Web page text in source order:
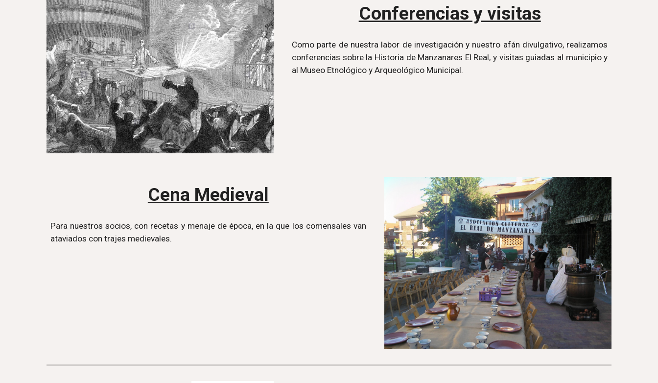
Conferencias y visitas
Como parte de nuestra labor de investigación y nuestro afán divulgativo, realizamos
conferencias sobre la Historia de Manzanares El Real, y visitas guiadas al municipio y
al Museo Etnológico y Arqueológico Municipal.
Cena Medieval
Para nuestros socios, con recetas y menaje de época, en la que los comensales van
ataviados con trajes medievales.